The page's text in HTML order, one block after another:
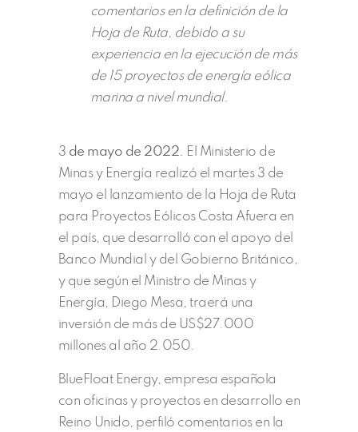
comentarios en la definición de la
Hoja de Ruta, debido a su
experiencia en la ejecución de más
de 15 proyectos de energía eólica
marina a nivel mundial.
3 de mayo de 2022. El Ministerio de
Minas y Energía realizó el martes 3 de
mayo el lanzamiento de la Hoja de Ruta
para Proyectos Eólicos Costa Afuera en
el país, que desarrolló con el apoyo del
Banco Mundial y del Gobierno Británico,
y que según el Ministro de Minas y
Energía, Diego Mesa, traerá una
inversión de más de US$27.000
millones al año 2.050.
BlueFloat Energy, empresa española
con oficinas y proyectos en desarrollo en
Reino Unido, perfiló comentarios en la